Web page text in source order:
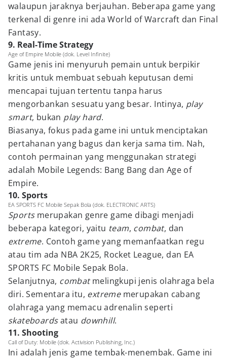
walaupun jaraknya berjauhan. Beberapa game yang
terkenal di genre ini ada World of Warcraft dan Final
Fantasy.
9. Real-Time Strategy
Age of Empire Mobile (dok. Level Infinite)
Game jenis ini menyuruh pemain untuk berpikir
kritis untuk membuat sebuah keputusan demi
mencapai tujuan tertentu tanpa harus
mengorbankan sesuatu yang besar. Intinya, play
smart, bukan play hard.
Biasanya, fokus pada game ini untuk menciptakan
pertahanan yang bagus dan kerja sama tim. Nah,
contoh permainan yang menggunakan strategi
adalah Mobile Legends: Bang Bang dan Age of
Empire.
10. Sports
EA SPORTS FC Mobile Sepak Bola (dok. ELECTRONIC ARTS)
Sports merupakan genre game dibagi menjadi
beberapa kategori, yaitu team, combat, dan
extreme. Contoh game yang memanfaatkan regu
atau tim ada NBA 2K25, Rocket League, dan EA
SPORTS FC Mobile Sepak Bola.
Selanjutnya, combatmelingkupi jenis olahraga bela
diri. Sementara itu, extreme merupakan cabang
olahraga yang memacu adrenalin seperti
skateboardsatau downhill.
11. Shooting
Call of Duty: Mobile (dok. Activision Publishing, Inc.)
Ini adalah jenis game tembak-menembak. Game ini